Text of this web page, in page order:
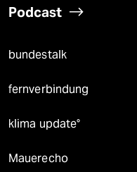
Podcast
bundestalk
fernverbindung
klima update°
Mauerecho